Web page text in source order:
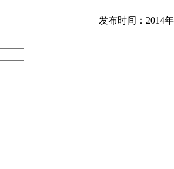
发布时间：2014